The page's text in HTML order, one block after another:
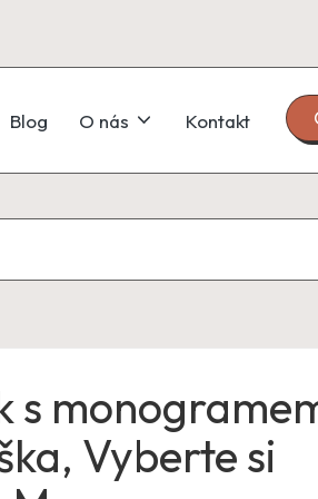
Blog O nás Kontakt
s
Vyberte si